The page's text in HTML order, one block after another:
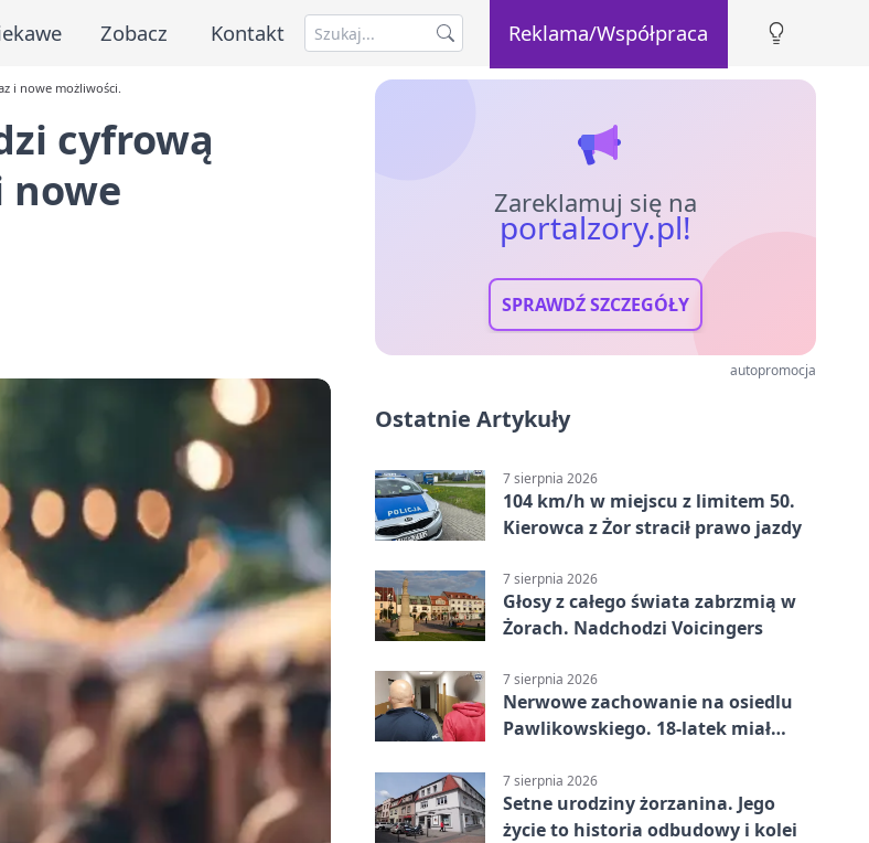
Zobacz Kontakt Reklama/Współpraca
i nowe możliwości.
cyfrową
nowe
Zareklamuj się na
portalzory.pl!
SPRAWDŹ SZCZEGÓŁY
autopromocja
Ostatnie Artykuły
7 sierpnia 2026
104 km/h w miejscu z limitem 50.
Kierowca z Żor stracił prawo jazdy
7 sierpnia 2026
Głosy z całego świata zabrzmią w
Żorach. Nadchodzi Voicingers
7 sierpnia 2026
Nerwowe zachowanie na osiedlu
Pawlikowskiego. 18-latek miał
7 sierpnia 2026
Setne urodziny żorzanina. Jego
życie to historia odbudowy i kolei